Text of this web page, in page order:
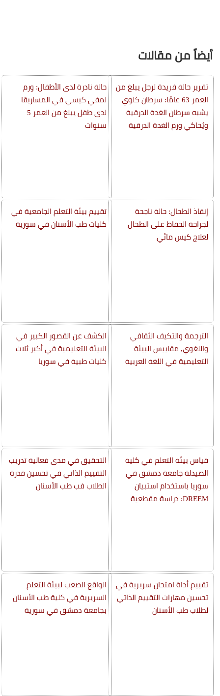
أيضاً من مقالات
تقرير حالة فريدة لرجل يبلغ من
العمر 63 عامًا: سرطان كلوي
يشبه سرطان الغدة الدرقية
ويُحاكي ورم الغدة الدرقية
إنقاذ الطحال: حالة ناجحة
لجراحة الحفاظ على الطحال
لعلاج كيس مائي
الترجمة والتكيف الثقافي
واللغوي, مقاييس البيئة
التعليمية في اللغة العربية
قياس بيئة التعلم في كلية
الصيدلة جامعة دمشق في
سوريا باستخدام استبيان
DREEM: دراسة مقطعية
تقييم أداة امتحان سريرية في
تحسين مهارات التقييم الذاتي
لطلاب طب الأسنان
حالة نادرة لدى الأطفال: ورم
لمفي كيسي في المساريقا
لدى طفل يبلغ من العمر 5
سنوات
تقييم بيئة التعلم الجامعية في
كليات طب الأسنان في سورية
الكشف عن القصور الكبير في
البيئة التعليمية في أكبر ثلاث
كليات طبية في سوريا
التحقيق في مدى فعالية تدريب
التقييم الذاتي في تحسين قدرة
الطلاب فب طب الأسنان
الواقع الصعب لبيئة التعلم
السريرية في كلية طب الأسنان
بجامعة دمشق في سورية